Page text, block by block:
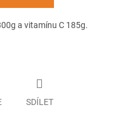
a vitamínu C 185g.
SDÍLET